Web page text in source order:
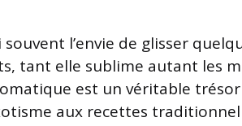
l’envie de glisser
tant elle sublime autant les
est un véritable
aux recettes